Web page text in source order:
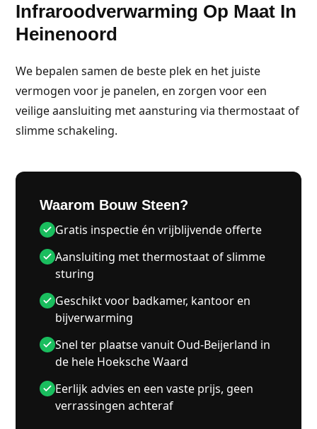
Infraroodverwarming Op Maat In
Heinenoord
We bepalen samen de beste plek en het juiste
vermogen voor je panelen, en zorgen voor een
veilige aansluiting met aansturing via thermostaat of
slimme schakeling.
Waarom Bouw Steen?
Gratis inspectie én vrijblijvende offerte
Aansluiting met thermostaat of slimme
sturing
Geschikt voor badkamer, kantoor en
bijverwarming
Snel ter plaatse vanuit Oud-Beijerland in
de hele Hoeksche Waard
Eerlijk advies en een vaste prijs, geen
verrassingen achteraf